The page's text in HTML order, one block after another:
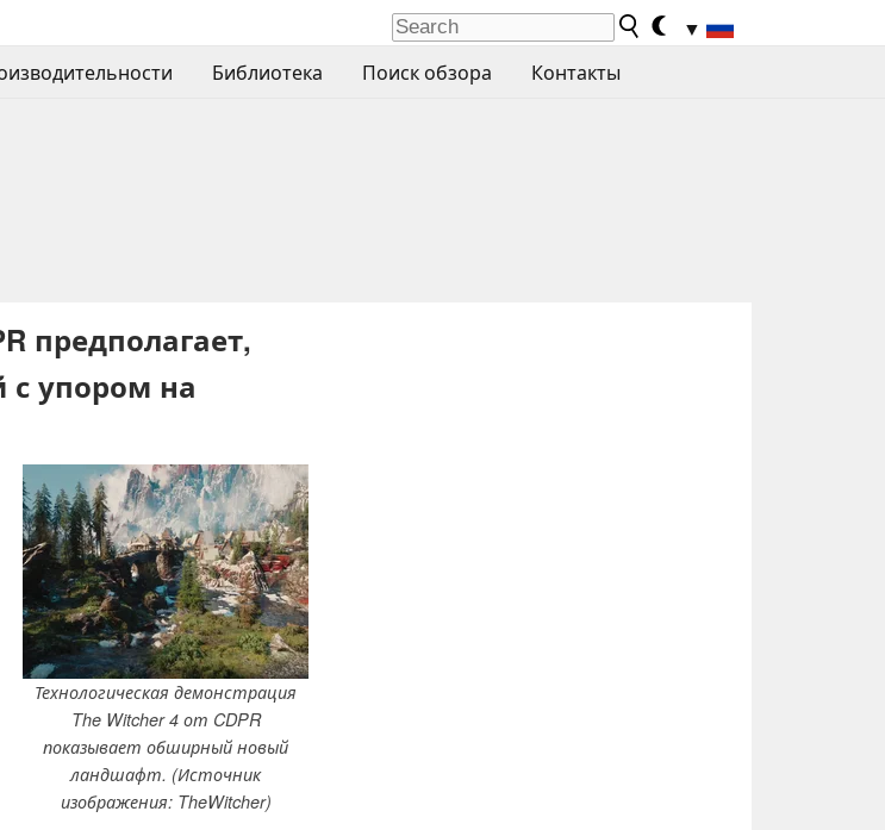
▼
Библиотека Поиск обзора Контакты
предполагает,
с упором на
Технологическая демонстрация
The Witcher 4 от CDPR
показывает обширный новый
ландшафт. (Источник
изображения: TheWitcher)